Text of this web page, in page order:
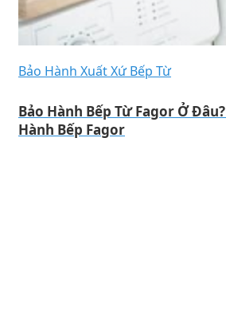
Bảo Hành Xuất Xứ Bếp Từ
Bảo Hành Bếp Từ Fagor Ở
Hành Bếp Fagor